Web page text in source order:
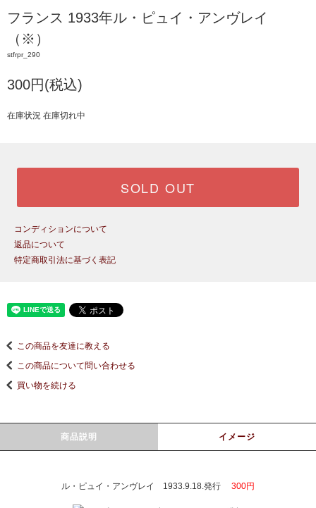
フランス 1933年ル・ピュイ・アンヴレイ
（※）
stfrpr_290
300円(税込)
在庫状況 在庫切れ中
SOLD OUT
コンディションについて
返品について
特定商取引法に基づく表記
この商品を友達に教える
この商品について問い合わせる
買い物を続ける
商品説明 イメージ
ル・ピュイ・アンヴレイ 1933.9.18.発行 300円